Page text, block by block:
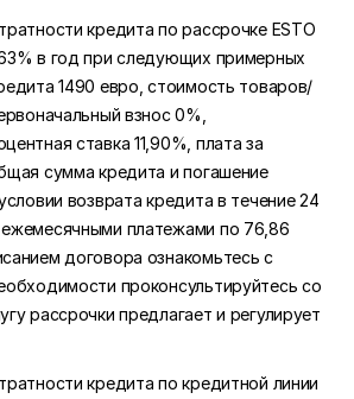
кредита по рассрочке ESTO
в год при следующих примерных
1490 евро, стоимость товаров/
взнос 0%,
ставка 11,90%, плата за
сумма кредита и погашение
возврата кредита в течение 24
платежами по 76,86
договора ознакомьтесь с
проконсультируйтесь со
рассрочки предлагает и регулирует
кредита по кредитной линии